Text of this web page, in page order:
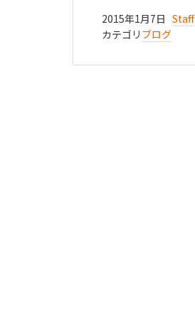
2015年1月7日 Staff
カテゴリ ブログ